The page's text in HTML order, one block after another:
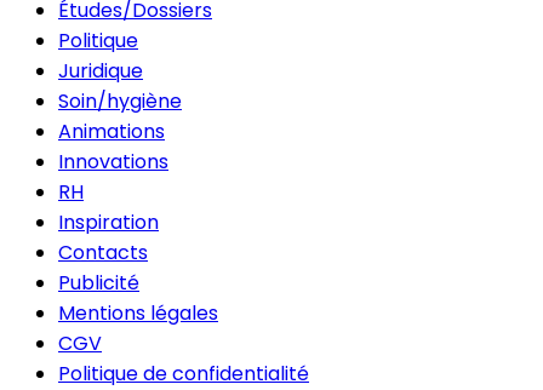
Études/Dossiers
Politique
Juridique
Soin/hygiène
Animations
Innovations
RH
Inspiration
Contacts
Publicité
Mentions légales
CGV
Politique de confidentialité